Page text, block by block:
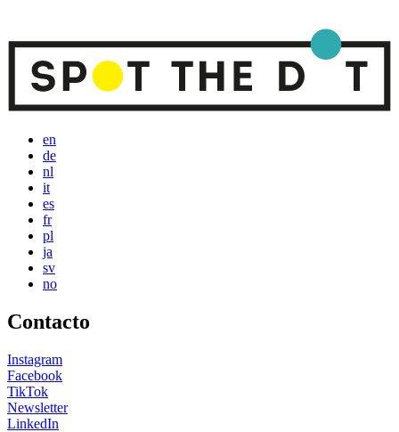
en
de
nl
it
es
fr
pl
ja
sv
no
Contacto
Instagram
Facebook
TikTok
Newsletter
LinkedIn